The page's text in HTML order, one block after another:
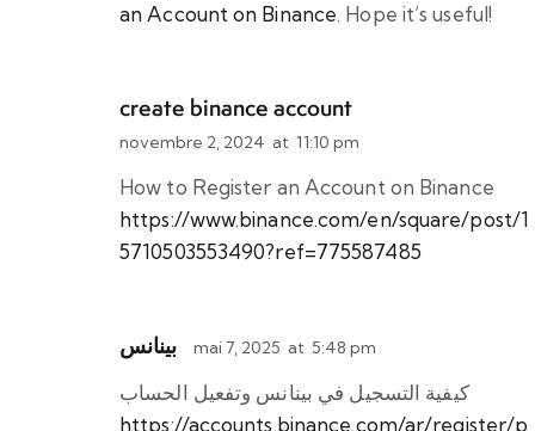
an Account on Binance. Hope it’s useful!
create binance account
novembre 2, 2024 at 11:10 pm
How to Register an Account on Binance
https://www.binance.com/en/square/post/1
5710503553490?ref=775587485
بينانس mai 7, 2025 at 5:48 pm
كيفية التسجيل في بينانس وتفعيل الحساب
https://accounts.binance.com/ar/register/p